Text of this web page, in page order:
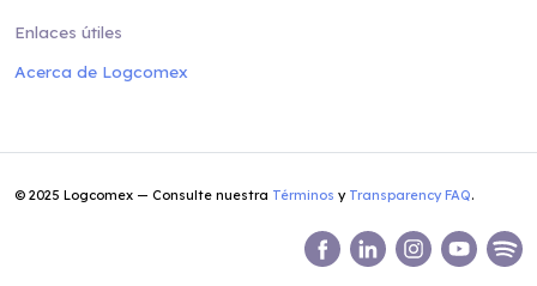
Enlaces útiles
Acerca de Logcomex
© 2025 Logcomex — Consulte nuestra Términos y Transparency FAQ.